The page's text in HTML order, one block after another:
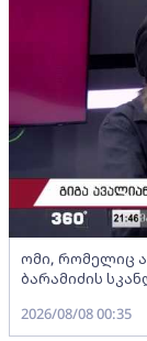
ომი, რომელიც
ბარამიძის
2026/08/08 00:35